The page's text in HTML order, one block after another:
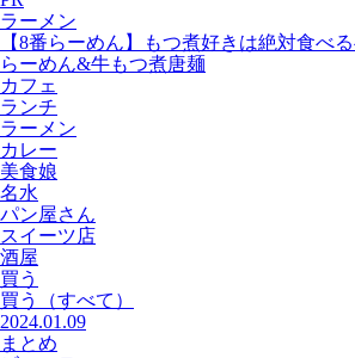
ラーメン
【8番らーめん】もつ煮好きは絶対食べ
らーめん&牛もつ煮唐麺
カフェ
ランチ
ラーメン
カレー
美食娘
名水
パン屋さん
スイーツ店
酒屋
買う
買う
（すべて）
2024.01.09
まとめ